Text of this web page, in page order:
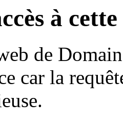
à
de
car la